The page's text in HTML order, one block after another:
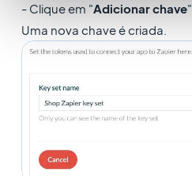
- Clique em "Adicionar chave"
Uma nova chave é criada.